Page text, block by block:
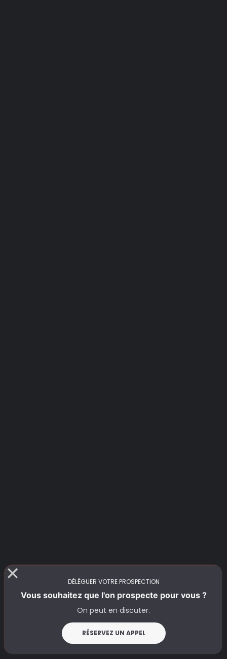
DÉLÉGUER VOTRE PROSPECTION
Vous souhaitez que l'on prospecte pour vous ?
On peut en discuter.
RÉSERVEZ UN APPEL